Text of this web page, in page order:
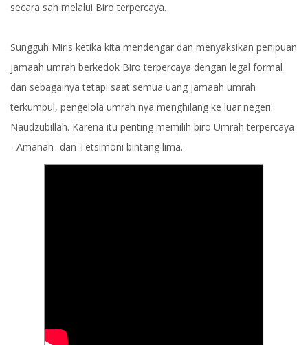
secara sah melalui Biro terpercaya.
Sungguh Miris ketika kita mendengar dan menyaksikan penipuan
jamaah umrah berkedok Biro terpercaya dengan legal formal
dan sebagainya tetapi saat semua uang jamaah umrah
terkumpul, pengelola umrah nya menghilang ke luar negeri.
Naudzubillah. Karena itu penting memilih biro Umrah terpercaya
- Amanah- dan Tetsimoni bintang lima.